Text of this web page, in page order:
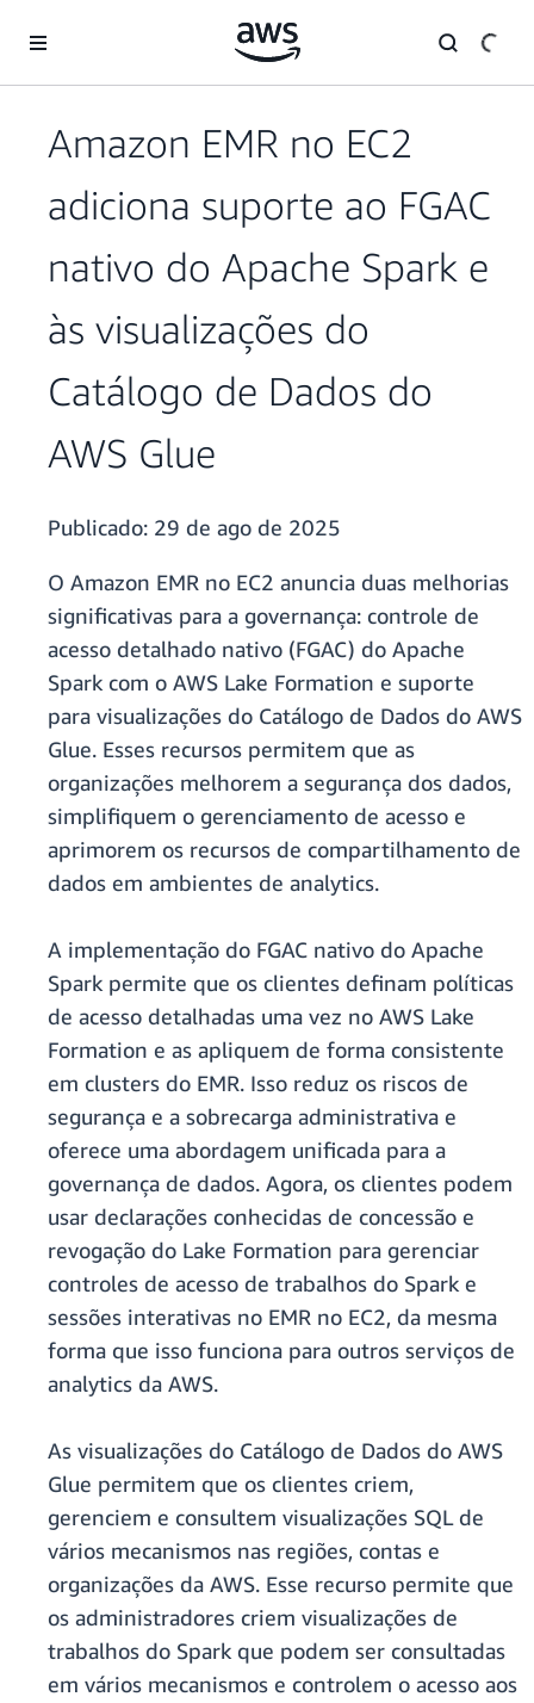
Pular para o conteúdo principal
Amazon EMR no EC2
adiciona suporte ao FGAC
nativo do Apache Spark e
às visualizações do
Catálogo de Dados do
AWS Glue
Publicado: 29 de ago de 2025
O Amazon EMR no EC2 anuncia duas melhorias
significativas para a governança: controle de
acesso detalhado nativo (FGAC) do Apache
Spark com o AWS Lake Formation e suporte
para visualizações do Catálogo de Dados do AWS
Glue. Esses recursos permitem que as
organizações melhorem a segurança dos dados,
simplifiquem o gerenciamento de acesso e
aprimorem os recursos de compartilhamento de
dados em ambientes de analytics.
A implementação do FGAC nativo do Apache
Spark permite que os clientes definam políticas
de acesso detalhadas uma vez no AWS Lake
Formation e as apliquem de forma consistente
em clusters do EMR. Isso reduz os riscos de
segurança e a sobrecarga administrativa e
oferece uma abordagem unificada para a
governança de dados. Agora, os clientes podem
usar declarações conhecidas de concessão e
revogação do Lake Formation para gerenciar
controles de acesso de trabalhos do Spark e
sessões interativas no EMR no EC2, da mesma
forma que isso funciona para outros serviços de
analytics da AWS.
As visualizações do Catálogo de Dados do AWS
Glue permitem que os clientes criem,
gerenciem e consultem visualizações SQL de
vários mecanismos nas regiões, contas e
organizações da AWS. Esse recurso permite que
os administradores criem visualizações de
trabalhos do Spark que podem ser consultadas
em vários mecanismos e controlem o acesso aos